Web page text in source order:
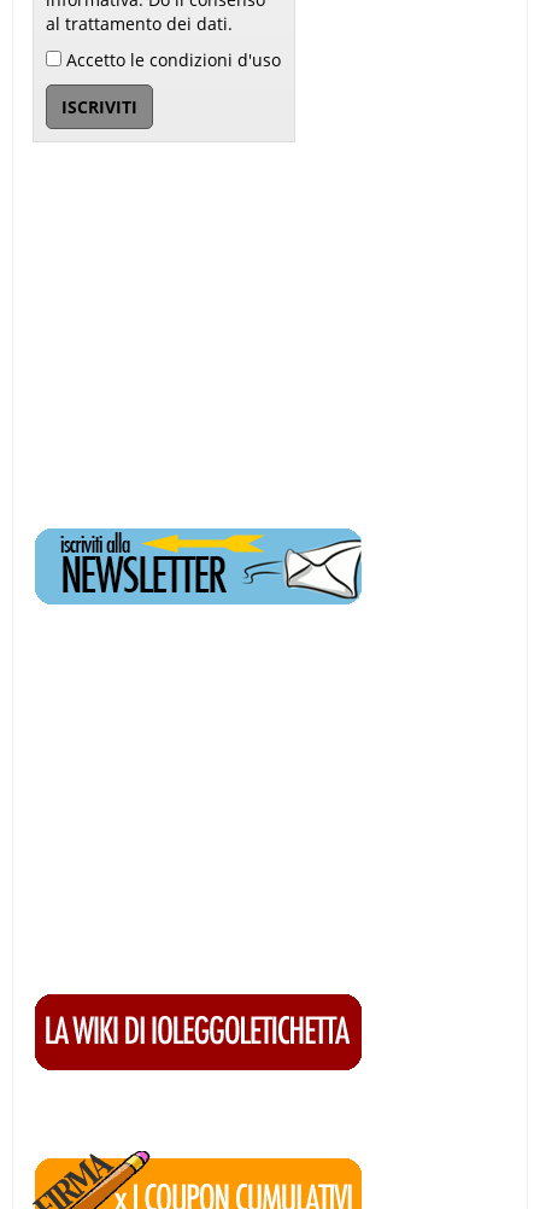
al trattamento dei dati.
Accetto le condizioni d'uso